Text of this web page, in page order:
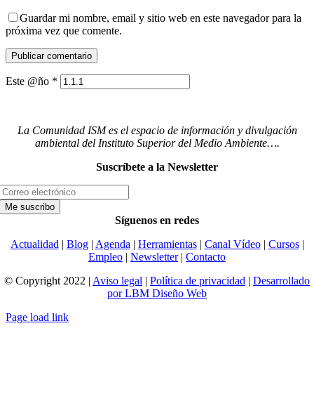
Guardar mi nombre, email y sitio web en este navegador para la
próxima vez que comente.
Este @ño *
La Comunidad ISM es el espacio de información y divulgación
ambiental del Instituto Superior del Medio Ambiente….
Suscríbete a la Newsletter
Síguenos en redes
Actualidad | Blog| Agenda | Herramientas| Canal Vídeo| Cursos|
Empleo | Newsletter| Contacto
© Copyright 2022 | Aviso legal | Política de privacidad | Desarrollado
por LBM Diseño Web
Page load link